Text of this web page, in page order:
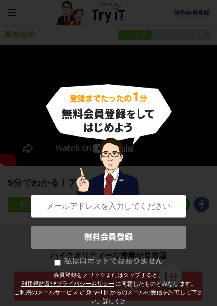
無料会員登録
会員登録をクリックまたはタップすると、
利用規約及びプライバシーポリシー に同意したものとみなします。
ご利用のメールサービスで @try-it.jp からのメールの受信を許可して下さ
い。詳しくは
高校化学 ポイント
5分でわかる！アミノ酸の構造
132
子どもの勉強から大人の学び直しまで
ハイクオリティーな授業が見放題